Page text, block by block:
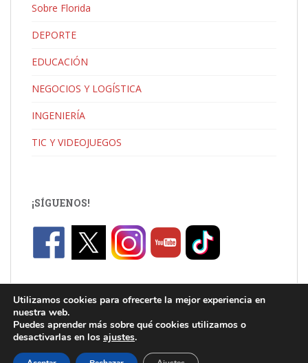
Sobre Florida
DEPORTE
EDUCACIÓN
NEGOCIOS Y LOGÍSTICA
INGENIERÍA
TIC Y VIDEOJUEGOS
¡SÍGUENOS!
C/ Jaume I, Catarroja |info.uni@florida-uni.es
Utilizamos cookies para ofrecerte la mejor experiencia en
nuestra web.
Puedes aprender más sobre qué cookies utilizamos o
desactivarlas en los ajustes.